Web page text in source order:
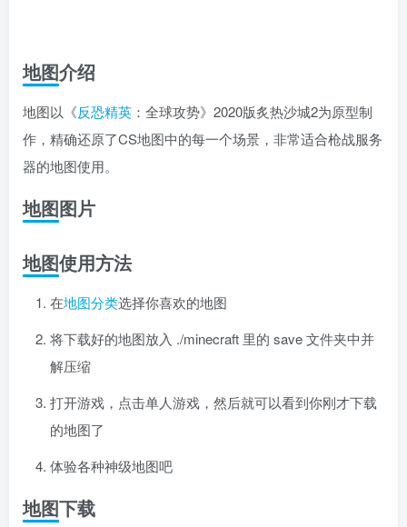
地图介绍
地图以《反恐精英 ：全球攻势》2020版炙热沙城2为原型制
作，精确还原了CS地图中的每一个场景，非常适合枪战服务
器的地图使用。
地图图片
地图使用方法
在地图分类选择你喜欢的地图
将下载好的地图放入 ./minecraft 里的 save 文件夹中并
解压缩
打开游戏，点击单人游戏，然后就可以看到你刚才下载
的地图了
体验各种神级地图吧
地图下载